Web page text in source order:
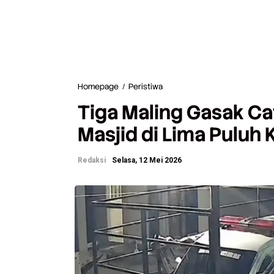
Homepage / Peristiwa
g
M
a
g
a
s
k
C
a
Tiga Maling Gasak
Masjid di Lima Puluh
Redaksi Selasa, 12 Mei 2026